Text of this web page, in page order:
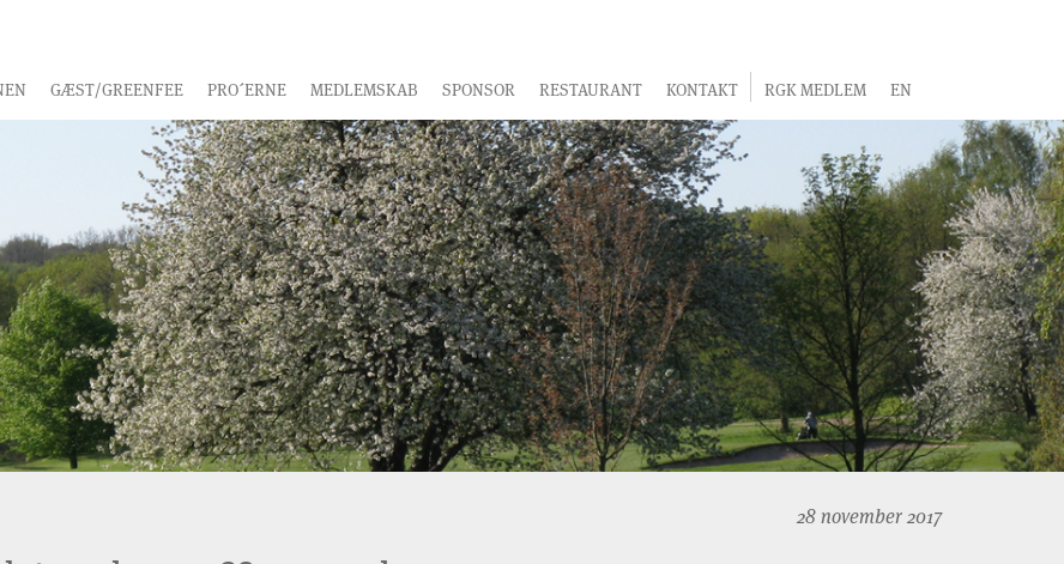
GÆST/GREENFEE PRO´ERNE MEDLEMSKAB SPONSOR RESTAURANT KONTAKT RGK MEDLEM EN
28 november 2017